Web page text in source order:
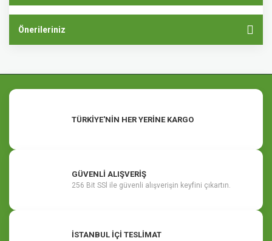
Önerileriniz
TÜRKİYE'NİN HER YERİNE KARGO
GÜVENLİ ALIŞVERİŞ
256 Bit SSl ile güvenli alışverişin keyfini çıkartın.
İSTANBUL İÇİ TESLİMAT